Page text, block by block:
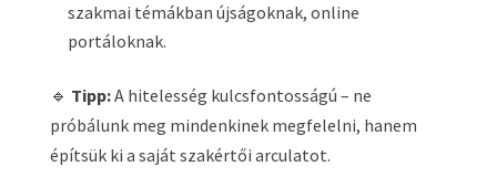
szakmai témákban újságoknak, online
portáloknak.
🔹 Tipp:A hitelesség kulcsfontosságú – ne
próbálunk meg mindenkinek megfelelni, hanem
építsük ki a saját szakértői arculatot.